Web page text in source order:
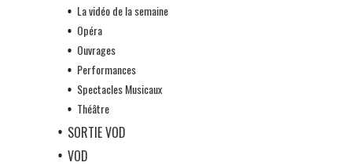
La vidéo de la semaine
Opéra
Ouvrages
Performances
Spectacles Musicaux
Théâtre
SORTIE VOD
VOD